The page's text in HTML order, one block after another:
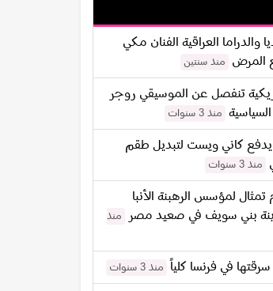
والدراما العراقية الفنان مكي
المرض
منذ سنتين
تنفصل عن الموسيقي روجر
منذ 3 سنوات
كاني ويست لتبديل طقم
منذ 3 سنوات
لمؤسس الرهبنة الأنبا
بني سويف في صعيد مصر
منذ
في فرنسا كلياً منذ 3 سنوات